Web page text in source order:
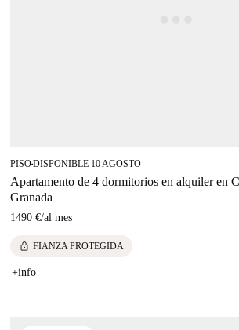
PISO■DISPONIBLE 10 AGOSTO
Apartamento de 4 dormitorios en alquiler en
Granada
1490 €/al mes
lock FIANZA PROTEGIDA
+info